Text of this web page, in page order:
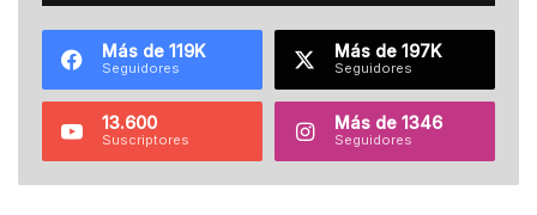
Más de 119K
Seguidores
Más de 197K
Seguidores
13.600
Suscriptores
Más de 1346
Seguidores